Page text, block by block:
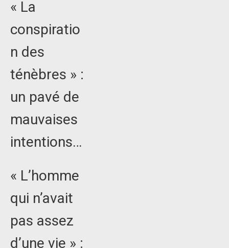
« La
conspiratio
n des
ténèbres » :
un pavé de
mauvaises
intentions…
« L’homme
qui n’avait
pas assez
d’une vie » :